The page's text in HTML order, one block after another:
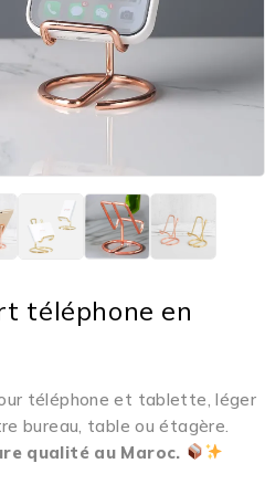
téléphone en
téléphone et tablette, léger
bureau, table ou étagère.
qualité au Maroc.